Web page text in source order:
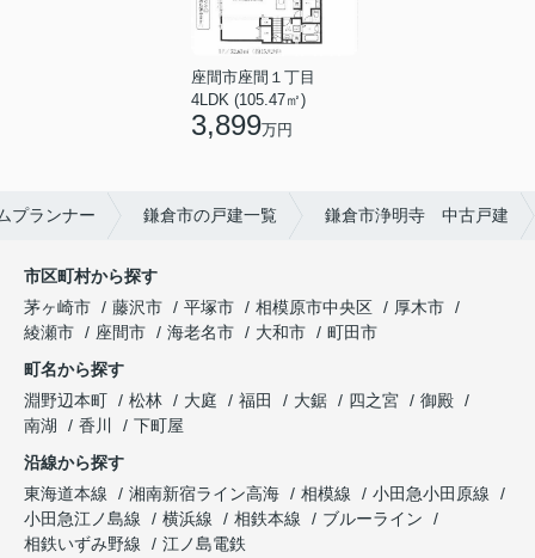
座間市座間１丁目
4LDK (105.47㎡)
3,899万円
プランナー 鎌倉市の戸建一覧 鎌倉市浄明寺 中古戸建
市区町村から探す
茅ヶ崎市
藤沢市 平塚市 相模原市中央区
厚木市
綾瀬市
座間市 海老名市 大和市
町田市
町名から探す
淵野辺本町
松林 大庭 福田 大鋸 四之宮
御殿
南湖
香川
下町屋
沿線から探す
東海道本線
湘南新宿ライン高海 相模線
小田急小田原線
小田急江ノ島線
横浜線 相鉄本線
ブルーライン
相鉄いずみ野線
江ノ島電鉄